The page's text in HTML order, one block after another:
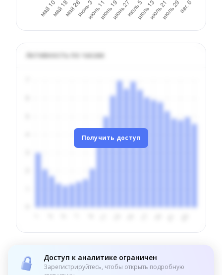
Активность по часам
Получить доступ
Доступ к аналитике ограничен
Зарегистрируйтесь, чтобы открыть подробную